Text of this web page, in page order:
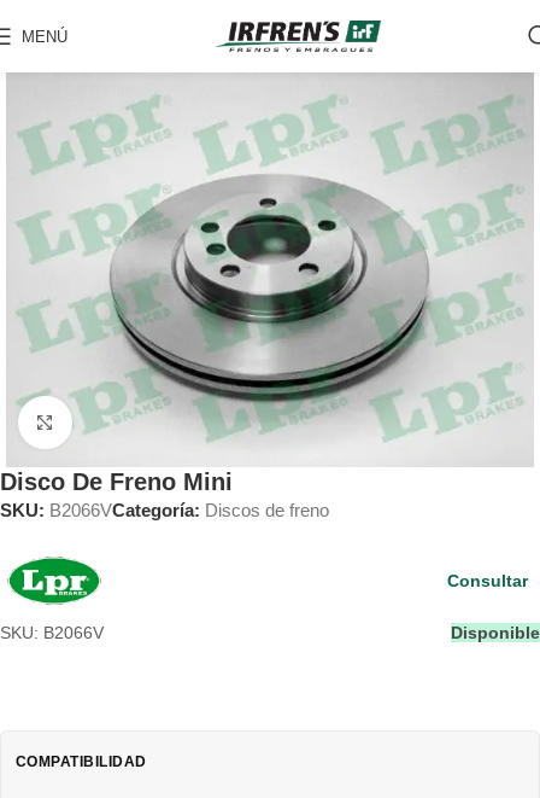
MENÚ
Clic para ampliar
Disco De Freno Mini
SKU: B2066VCategoría: Discos de freno
SKU: B2066V Disponible
Consultar
COMPATIBILIDAD